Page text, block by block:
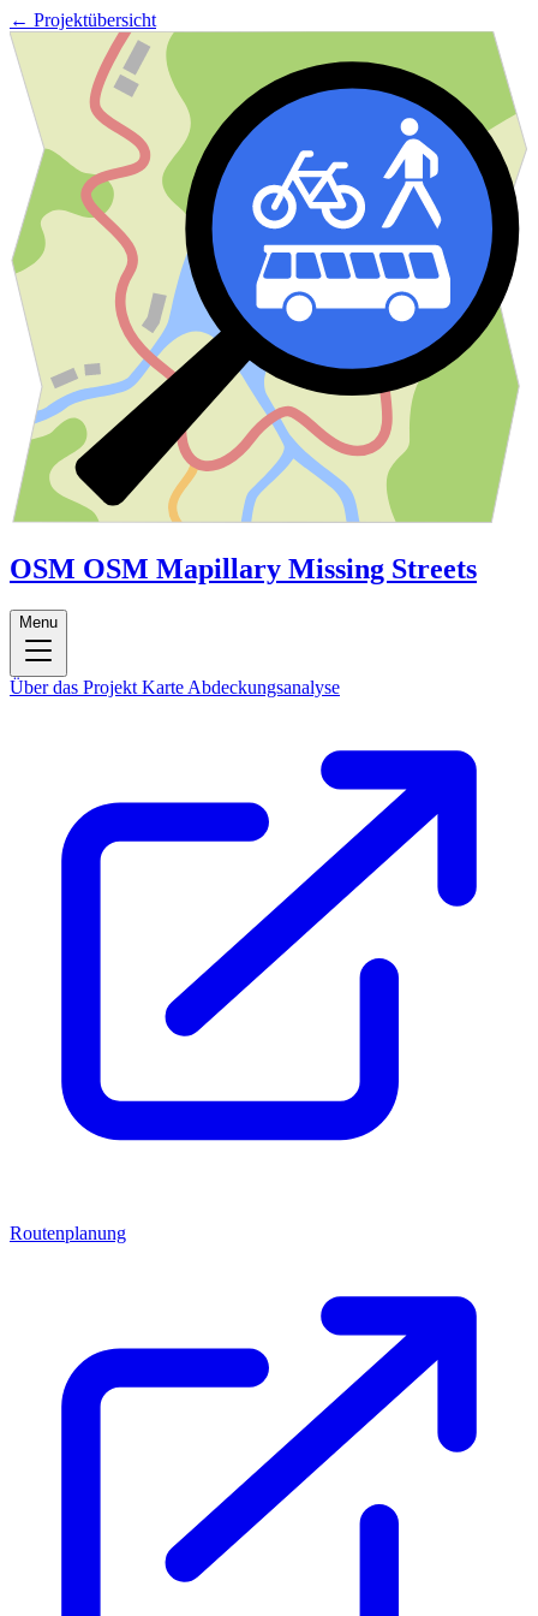
← Projektübersicht
OSM OSM Mapillary Missing Streets
Menu
Über das Projekt Karte Abdeckungsanalyse
Routenplanung